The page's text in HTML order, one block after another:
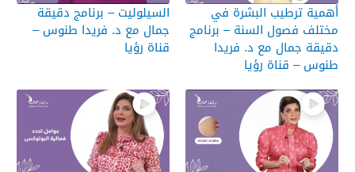
أهمية ترطيب البشرة في
مختلف فصول السنة – برنامج
دقيقة جمال مع د. فريدا
طنوس – قناة رؤيا
السيلوليت – برنامج دقيقة
جمال مع د. فريدا طنوس –
قناة رؤيا